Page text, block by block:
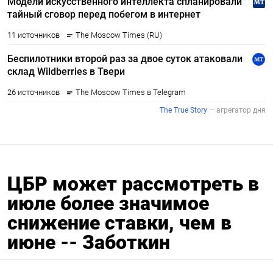
ЦБР может рассмотреть в
июле более значимое
снижение ставки, чем в
июне -- Заботкин